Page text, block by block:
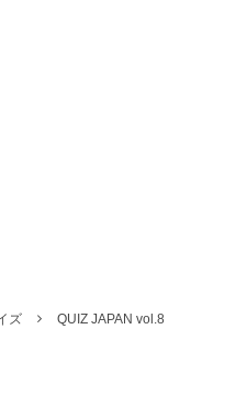
ズ QUIZ JAPAN vol.8